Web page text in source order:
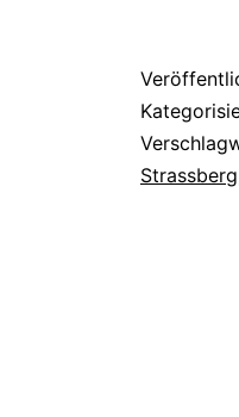
Strassberg